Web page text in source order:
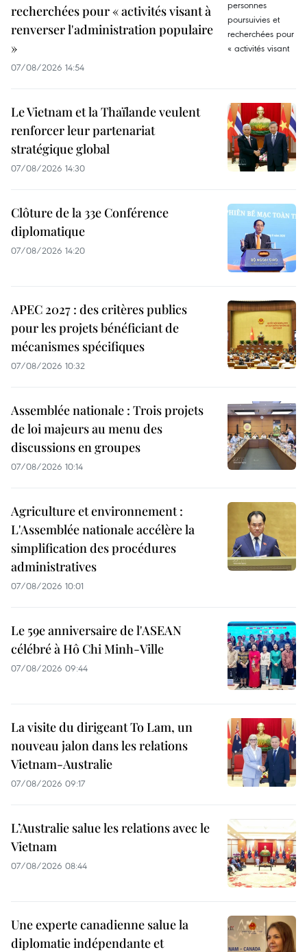
recherchées pour « activités visant à
renverser l'administration populaire
»
07/08/2026 14:54
Le Vietnam et la Thaïlande veulent
renforcer leur partenariat
stratégique global
07/08/2026 14:30
Clôture de la 33e Conférence
diplomatique
07/08/2026 14:20
APEC 2027 : des critères publics
pour les projets bénéficiant de
mécanismes spécifiques
07/08/2026 10:32
Assemblée nationale : Trois projets
de loi majeurs au menu des
discussions en groupes
07/08/2026 10:14
Agriculture et environnement :
L'Assemblée nationale accélère la
simplification des procédures
administratives
07/08/2026 10:01
Le 59e anniversaire de l'ASEAN
célébré à Hô Chi Minh-Ville
07/08/2026 09:44
La visite du dirigeant To Lam, un
nouveau jalon dans les relations
Vietnam-Australie
07/08/2026 09:17
L’Australie salue les relations avec le
Vietnam
07/08/2026 08:44
Une experte canadienne salue la
diplomatie indépendante et